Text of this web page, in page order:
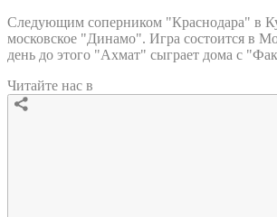
Следующим соперником "Краснодара" в
московское "Динамо". Игра состоится в
день до этого "Ахмат" сыграет дома с
Читайте нас в